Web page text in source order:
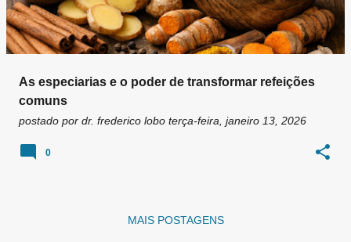
As especiarias e o poder de transformar refeições
comuns
postado por dr. frederico lobo terça-feira, janeiro 13, 2026
0
MAIS POSTAGENS